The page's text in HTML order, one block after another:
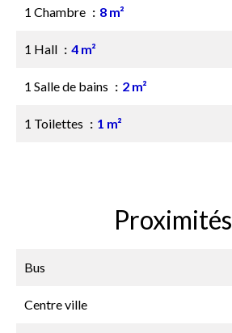
1 Chambre 8 m²
1 Hall 4 m²
1 Salle de bains 2 m²
1 Toilettes 1 m²
Proximités
Bus
Centre ville